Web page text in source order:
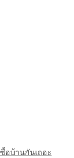
อบ้านกันเถอะ